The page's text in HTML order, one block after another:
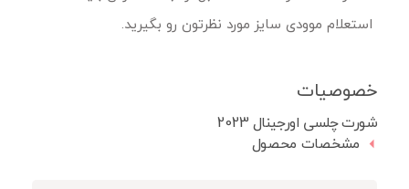
استعلام موودی سایز مورد نظرتون رو بگیرید.
خصوصیات
شورت چلسی اورجینال 2023
مشخصات محصول